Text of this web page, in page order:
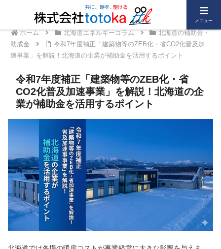
ホーム 北海道エネルギーコラム
北海道の補助金・
助成金
令和7年度補正「建築物等のZEB化・省CO2化普及加
速事業」を解説！北海道の企業が補助金を活用するポイント
令和7年度補正「建築物等のZEB化・省
CO2化普及加速事業」を解説！北海道の企
業が補助金を活用するポイント
メニュー